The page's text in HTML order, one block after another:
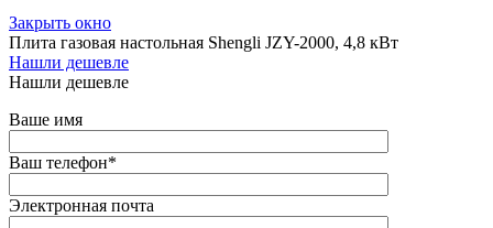
Закрыть окно
Плита газовая настольная Shengli JZY-2000, 4,8 кВт
Нашли дешевле
Нашли дешевле
Ваше имя
Ваш телефон*
Электронная почта